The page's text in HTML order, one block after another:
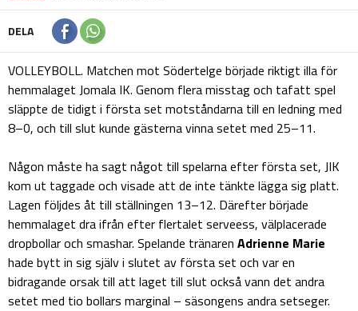
DELA
VOLLEYBOLL. Matchen mot Södertelge började riktigt illa för
hemmalaget Jomala IK. Genom flera misstag och tafatt spel
släppte de tidigt i första set motståndarna till en ledning med
8–0, och till slut kunde gästerna vinna setet med 25–11.
Någon måste ha sagt något till spelarna efter första set, JIK
kom ut taggade och visade att de inte tänkte lägga sig platt.
Lagen följdes åt till ställningen 13–12. Därefter började
hemmalaget dra ifrån efter flertalet serveess, välplacerade
dropbollar och smashar. Spelande tränaren Adrienne Marie
hade bytt in sig själv i slutet av första set och var en
bidragande orsak till att laget till slut också vann det andra
setet med tio bollars marginal – säsongens andra setseger.